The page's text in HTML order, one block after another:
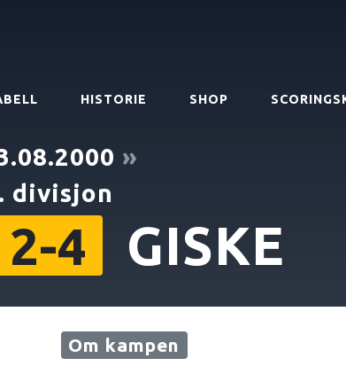
HISTORIE SHOP
»
divisjon
2-4 GISKE
Om kampen